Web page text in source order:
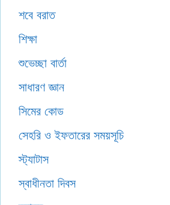
শবে বরাত
শিক্ষা
শুভেচ্ছা বার্তা
সাধারণ জ্ঞান
সিমের কোড
সেহরি ও ইফতারের সময়সূচি
স্ট্যাটাস
স্বাধীনতা দিবস